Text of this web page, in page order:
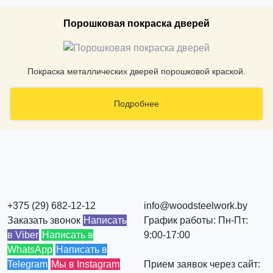
Порошковая покраска дверей
Покраска металлических дверей порошковой краской.
Подробнее
+375 (29) 682-12-12
Заказать звонок Написать
в Viber Написать в
WhatsApp Написать в
Telegram Мы в Instagram
info@woodsteelwork.by
График работы: Пн-Пт:
9:00-17:00
Прием заявок через сайт: